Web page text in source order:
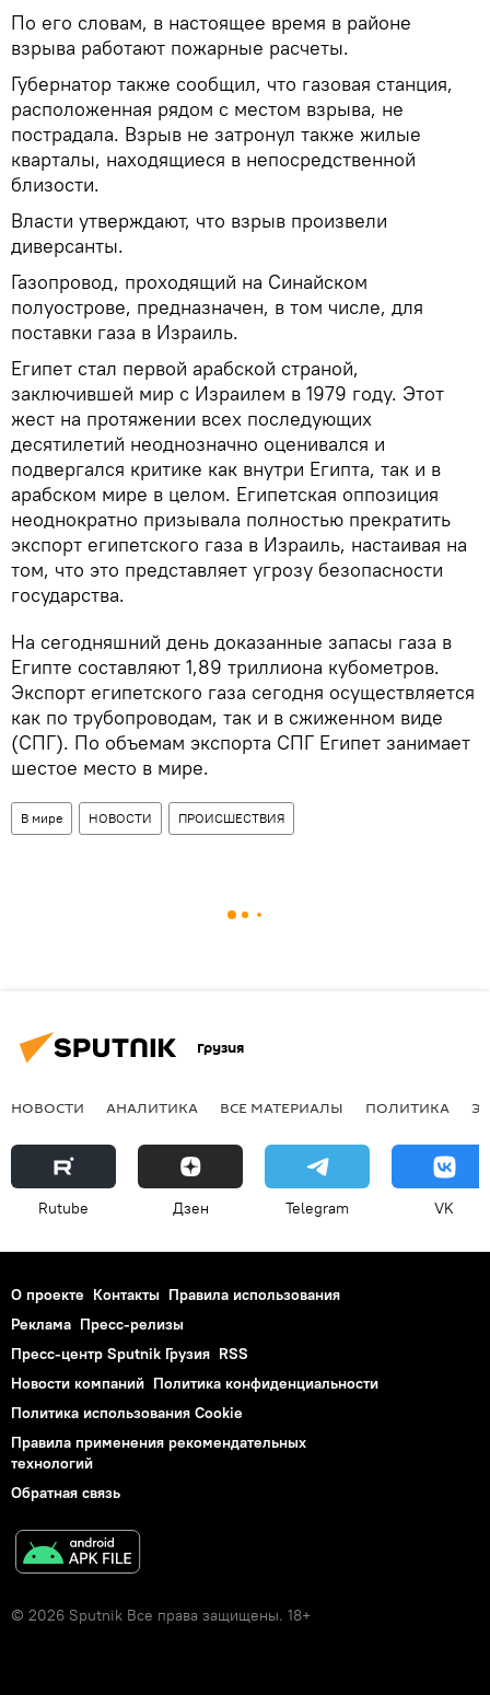
По его словам, в настоящее время в районе
взрыва работают пожарные расчеты.
Губернатор также сообщил, что газовая станция,
расположенная рядом с местом взрыва, не
пострадала. Взрыв не затронул также жилые
кварталы, находящиеся в непосредственной
близости.
Власти утверждают, что взрыв произвели
диверсанты.
Газопровод, проходящий на Синайском
полуострове, предназначен, в том числе, для
поставки газа в Израиль.
Египет стал первой арабской страной,
заключившей мир с Израилем в 1979 году. Этот
жест на протяжении всех последующих
десятилетий неоднозначно оценивался и
подвергался критике как внутри Египта, так и в
арабском мире в целом. Египетская оппозиция
неоднократно призывала полностью прекратить
экспорт египетского газа в Израиль, настаивая на
том, что это представляет угрозу безопасности
государства.
На сегодняшний день доказанные запасы газа в
Египте составляют 1,89 триллиона кубометров.
Экспорт египетского газа сегодня осуществляется
как по трубопроводам, так и в сжиженном виде
(СПГ). По объемам экспорта СПГ Египет занимает
шестое место в мире.
В мире НОВОСТИ ПРОИСШЕСТВИЯ
Грузия
НОВОСТИ АНАЛИТИКА ВСЕ МАТЕРИАЛЫ ПОЛИТИКА
Rutube Дзен Telegram VK
О проекте Контакты Правила использования
Реклама Пресс-релизы
Пресс-центр Sputnik Грузия RSS
Новости компаний Политика конфиденциальности
Политика использования Cookie
Правила применения рекомендательных
технологий
Обратная связь
© 2026 Sputnik Все права защищены. 18+